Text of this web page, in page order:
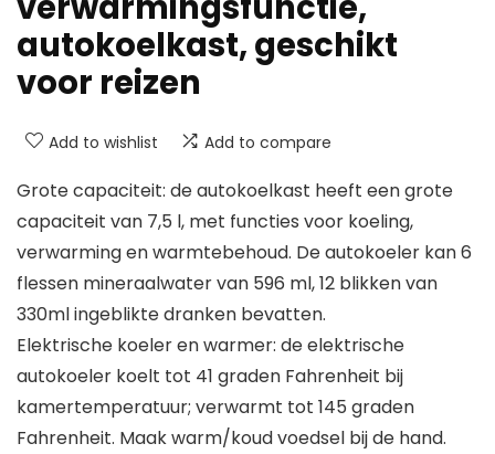
autokoelkast, geschikt
voor reizen
Add to wishlist Add to compare
Grote capaciteit: de autokoelkast heeft een grote
capaciteit van 7,5 l, met functies voor koeling,
verwarming en warmtebehoud. De autokoeler kan 6
flessen mineraalwater van 596 ml, 12 blikken van
330ml ingeblikte dranken bevatten.
Elektrische koeler en warmer: de elektrische
autokoeler koelt tot 41 graden Fahrenheit bij
kamertemperatuur; verwarmt tot 145 graden
Fahrenheit. Maak warm/koud voedsel bij de hand.